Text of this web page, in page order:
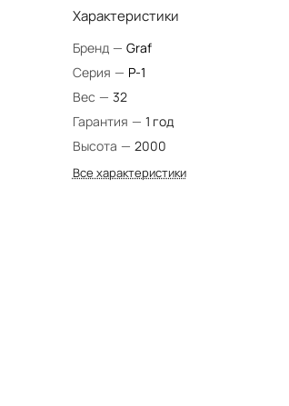
Характеристики
Бренд — Graf
Серия — P-1
Вес — 32
Гарантия — 1 год
Высота — 2000
Все характеристики